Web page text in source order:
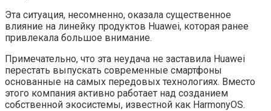
Эта ситуация, несомненно, оказала существенное
влияние на линейку продуктов Huawei, которая ранее
привлекала большое внимание.
Примечательно, что эта неудача не заставила Huawei
перестать выпускать современные смартфоны
основанные на самых передовых технологиях. Вместо
этого компания активно работает над созданием
собственной экосистемы, известной как HarmonyOS.